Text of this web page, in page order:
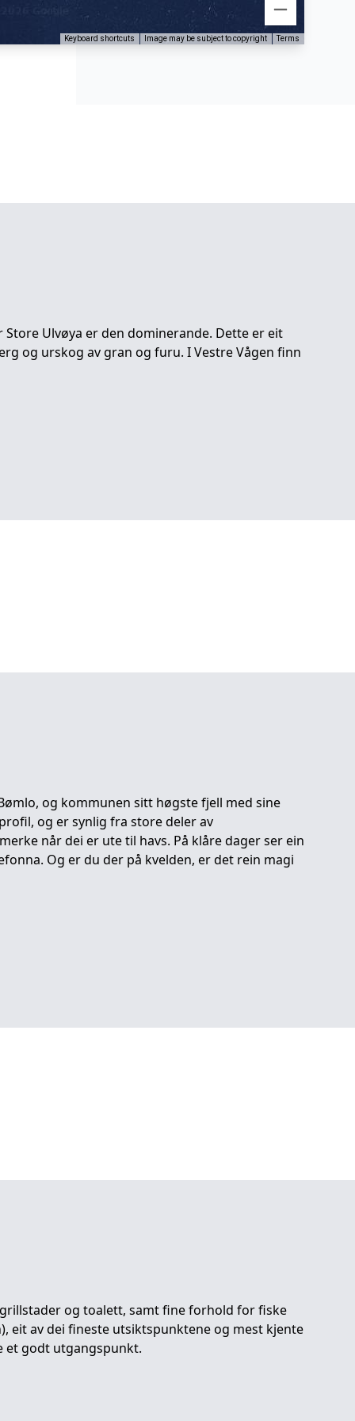
Keyboard shortcuts Image may be subject to copyright Terms
Ulvøya er den dominerande. Dette er eit
og urskog av gran og furu. I Vestre Vågen finn
og kommunen sitt høgste fjell med sine
og er synlig fra store deler av
når dei er ute til havs. På klåre dager ser ein
Og er du der på kvelden, er det rein magi
og toalett, samt fine forhold for fiske
eit av dei fineste utsiktspunktene og mest kjente
et godt utgangspunkt.